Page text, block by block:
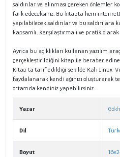
saldırılar ve alınması gereken önlemler
fark edeceksiniz. Bu kitapta hem
yapılabilecek saldırılar ve bu saldırılara
kapsamlı, karşılaştırmalı ve pratik olarak
Ayrıca bu açıklıkları kullanan yazılım
gerçekleştirildiğini kitap ile beraber
Kitap ta tarif edildiği şekilde Kali Linux,
faydalanarak kendi ağınızı oluşturarak
ortamda kendiniz yapabilirsiniz.
Yazar
Dil
Boyut